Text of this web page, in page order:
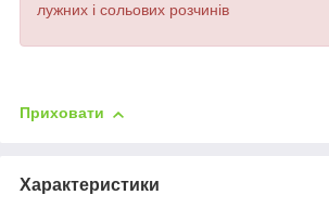
лужних і сольових розчинів
Приховати
Характеристики